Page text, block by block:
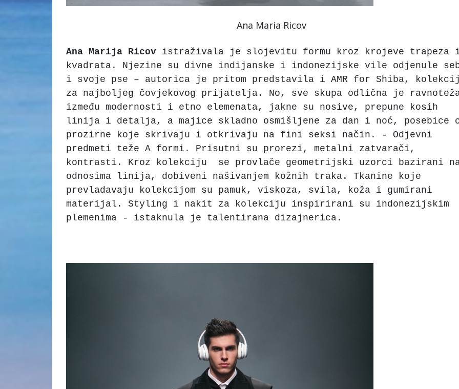
Ana Maria Ricov
Ana Marija Ricov istraživala je slojevitu formu kroz krojeve trapeza
kvadrata. Njezine su divne indijanske i indonezijske vile odjenule
i svoje pse – autorica je pritom predstavila i AMR for Shiba,
za najboljeg čovjekovog prijatelja. No, sve skupa odlična je
između modernosti i etno elemenata, jakne su nosive, prepune kosih
linija i detalja, a majice skladno osmišljene za dan i noć, posebice
prozirne koje skrivaju i otkrivaju na fini seksi način. - Odjevni
predmeti teže A formi. Prisutni su prorezi, metalni zatvarači,
kontrasti. Kroz kolekciju se provlače geometrijski uzorci bazirani
odnosima linija, dobiveni našivanjem kožnih traka. Tkanine koje
prevladavaju kolekcijom su pamuk, viskoza, svila, koža i gumirani
materijal. Styling i nakit za kolekciju inspirirani su indonezijskim
plemenima - istaknula je talentirana dizajnerica.